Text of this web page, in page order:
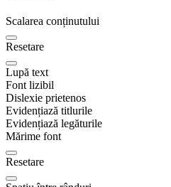
Scalarea conținutului
Resetare
Lupă text
Font lizibil
Dislexie prietenos
Evidențiază titlurile
Evidențiază legăturile
Mărime font
Resetare